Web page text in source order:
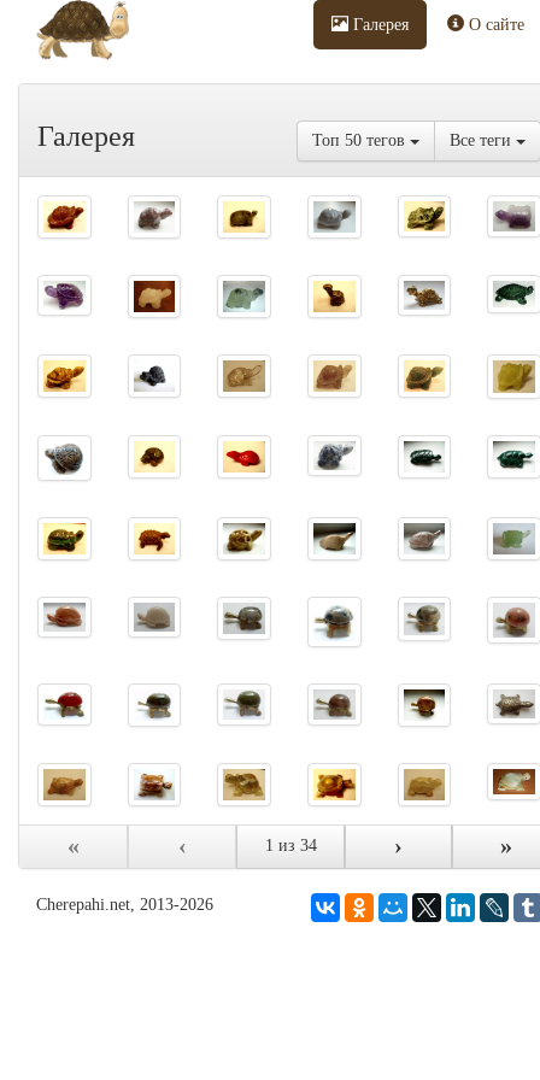
Галерея О сайте
Галерея Топ 50 тегов Все теги
« ‹ 1 из 34 › »
Cherepahi.net, 2013-2026